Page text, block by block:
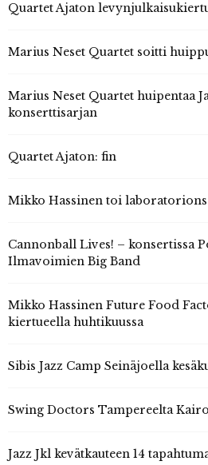
Quartet Ajaton
Marius Neset Quartet soitti
Marius Neset Quartet huipentaa
konserttisarjan
Quartet Ajaton: fin
Mikko Hassinen toi
Cannonball Lives! – konsertissa
Ilmavoimien Big Band
Mikko Hassinen Future Food
kiertueella huhtikuussa
Sibis Jazz Camp Seinäjoella
Swing Doctors Tampereelta
Jazz Jkl kevätkauteen 14